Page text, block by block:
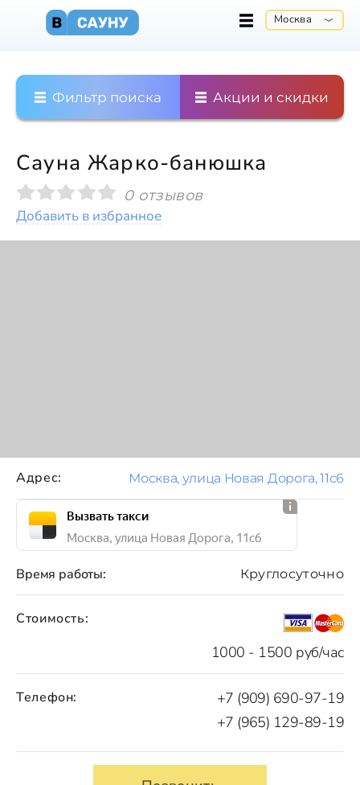
Москва
Фильтр поиска Акции и скидки
Сауна Жарко-банюшка
0 отзывов
Добавить в избранное
Стоимость:
1000 - 1500 руб/час
Время работы: Круглосуточно
Телефон:
+7 (909) 690-97-19
+7 (965) 129-89-19
Адрес: Москва, улица Новая Дорога, 11с6
Вызвать такси
Москва, улица Новая Дорога, 11с6